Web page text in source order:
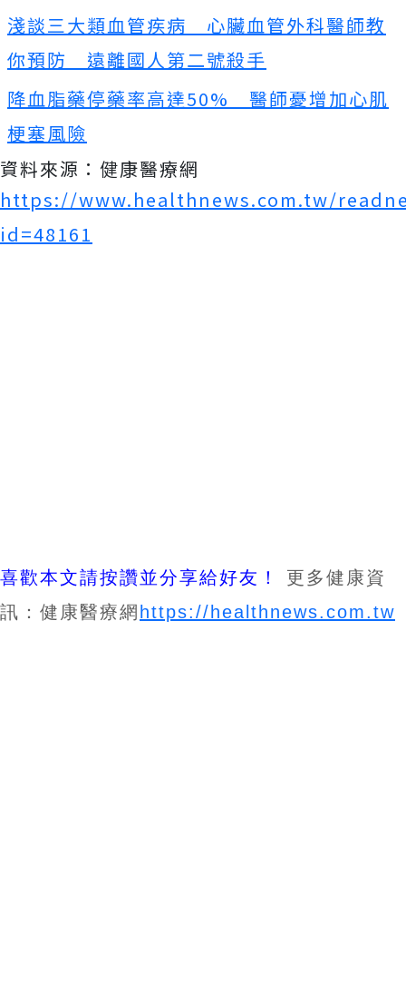
淺談三大類血管疾病 心臟血管外科醫師教
你預防 遠離國人第二號殺手
降血脂藥停藥率高達50% 醫師憂增加心肌
梗塞風險
資料來源：健康醫療網
https://www.healthnews.com.tw/
id=48161
喜歡本文請按讚並分享給好友！
更多健康資
訊：健康醫療網 https://healthnews.com.tw